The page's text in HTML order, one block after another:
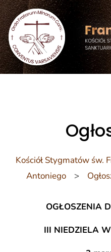
treści
Kościół Stygmatów św.
Antoniego
>
OGŁOSZENIA
III NIEDZIELA